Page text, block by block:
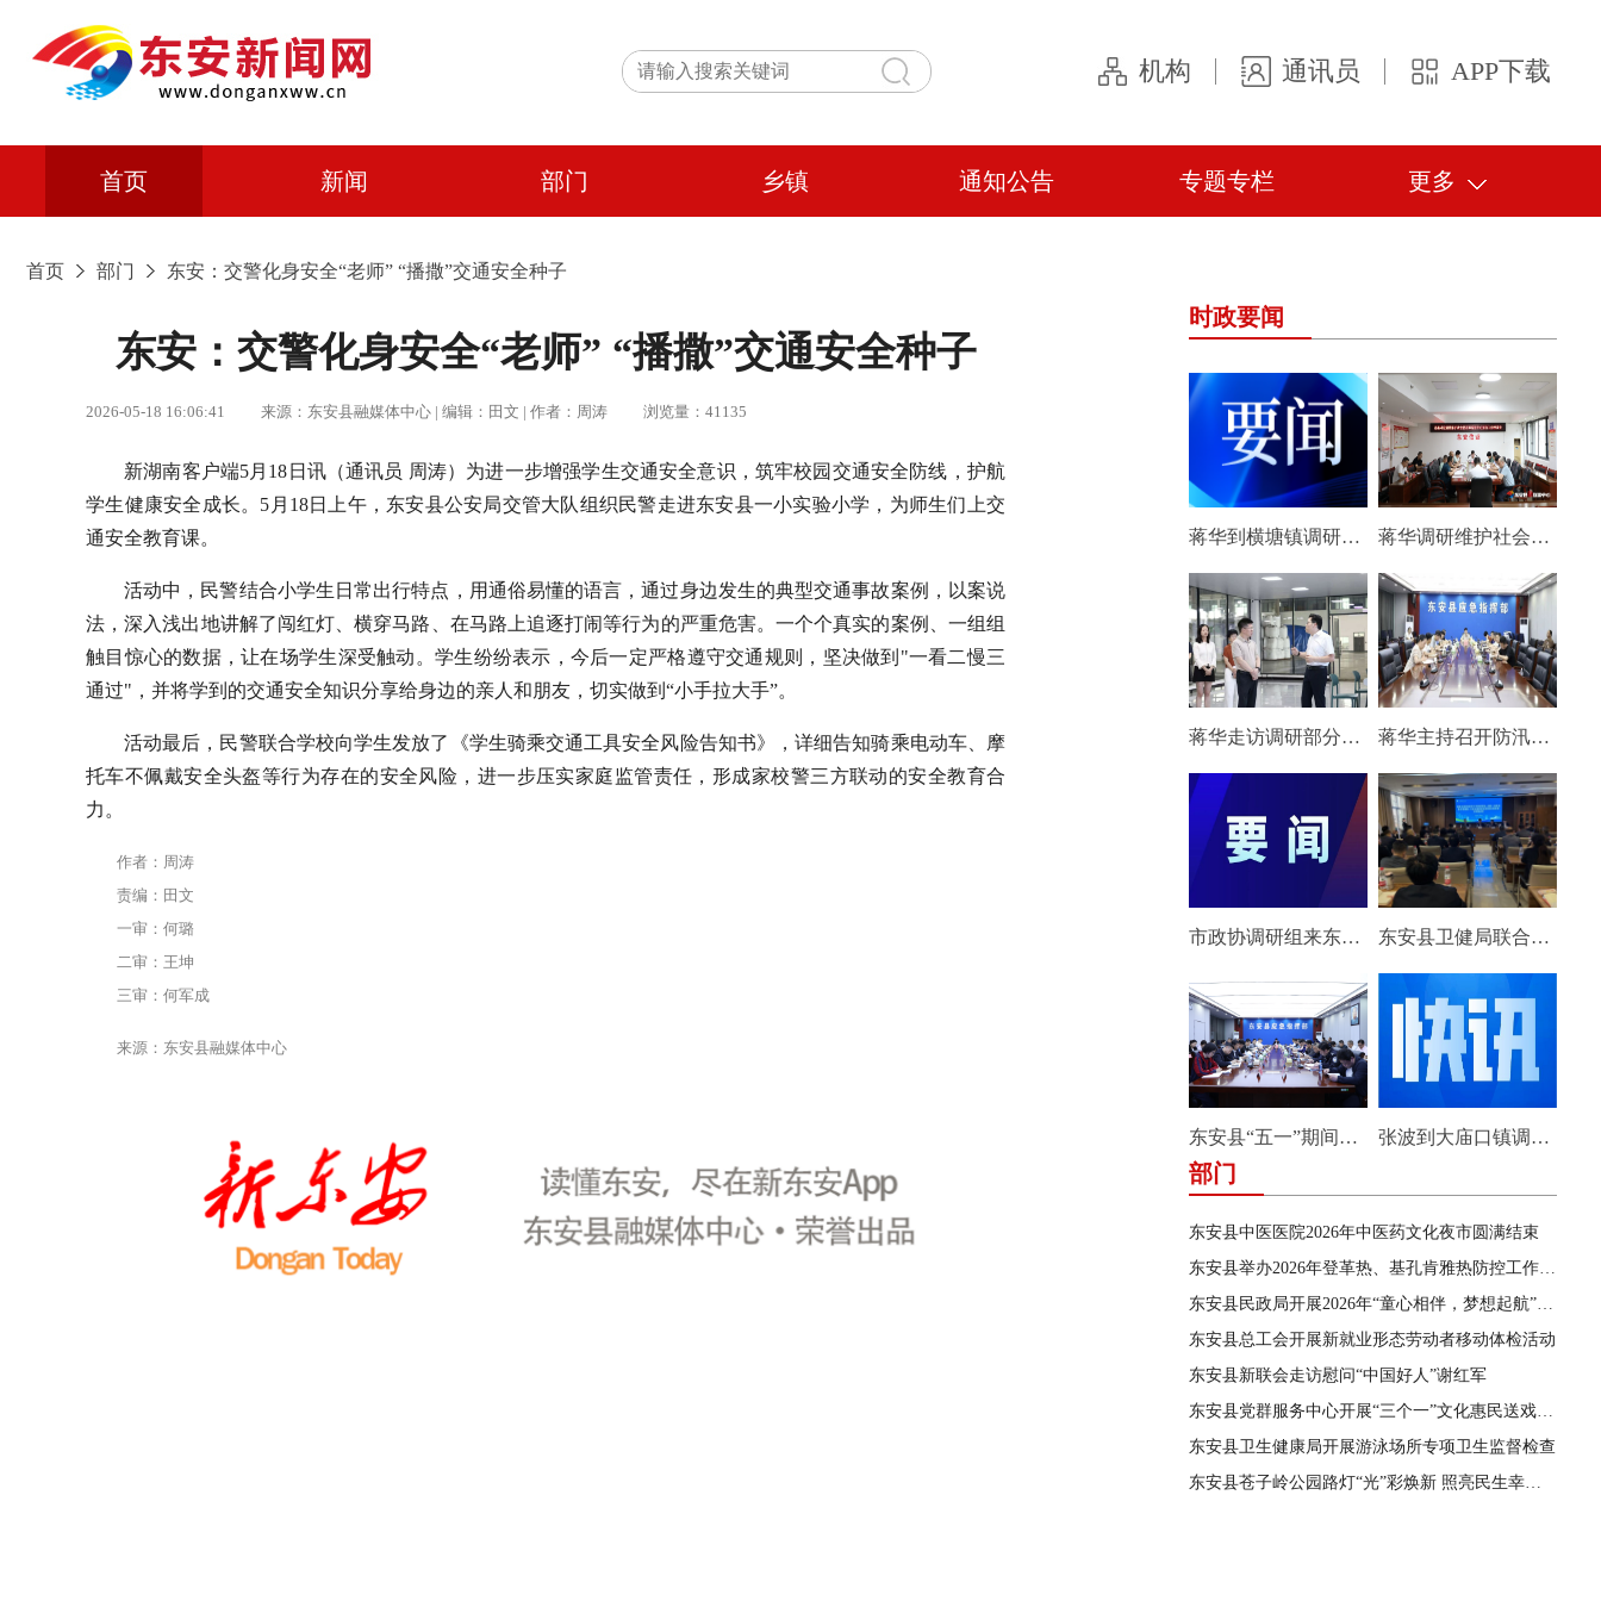
机构 通讯员 APP下载
首页 新闻 部门 乡镇 通知公告 专题专栏 更多
首页 部门 东安：交警化身安全“老师” “播撒”交通安全种子
东安：交警化身安全“老师” “播撒”交通安全种子
2026-05-18 16:06:41 来源：东安县融媒体中心 | 编辑：田文 | 作者：周涛 浏览量：41135
新湖南客户端5月18日讯（通讯员 周涛）为进一步增强学生交通安全意识，筑牢校园交通安全防线，护航
学生健康安全成长。5月18日上午，东安县公安局交管大队组织民警走进东安县一小实验小学，为师生们上交
通安全教育课。
活动中，民警结合小学生日常出行特点，用通俗易懂的语言，通过身边发生的典型交通事故案例，以案说
法，深入浅出地讲解了闯红灯、横穿马路、在马路上追逐打闹等行为的严重危害。一个个真实的案例、一组组
触目惊心的数据，让在场学生深受触动。学生纷纷表示，今后一定严格遵守交通规则，坚决做到"一看二慢三
通过"，并将学到的交通安全知识分享给身边的亲人和朋友，切实做到“小手拉大手”。
活动最后，民警联合学校向学生发放了《学生骑乘交通工具安全风险告知书》，详细告知骑乘电动车、摩
托车不佩戴安全头盔等行为存在的安全风险，进一步压实家庭监管责任，形成家校警三方联动的安全教育合
力。
作者：周涛
责编：田文
一审：何璐
二审：王坤
三审：何军成
来源：东安县融媒体中心
时政要闻
蒋华到横塘镇调研民生实事推进情况 蒋华调研维护社会稳定和综治中心运行工作
蒋华走访调研部分重点企业 蒋华主持召开防汛会商视频会
市政协调研组来东安开展专题调研 东安县卫健局联合湖南省直中医医院举办紧密型医联体中层管理干部能力提升培训班
东安县“五一”期间安全防范工作部署会暨县应安委会第三次全体成员会议召开 张波到大庙口镇调研安全生产和防汛工作
部门
东安县中医医院2026年中医药文化夜市圆满结束
东安县举办2026年登革热、基孔肯雅热防控工作会议暨蚊媒传染病防控业务培训应急演练
东安县民政局开展2026年“童心相伴，梦想起航”留守困境儿童暑期成长营主题服务活动
东安县总工会开展新就业形态劳动者移动体检活动
东安县新联会走访慰问“中国好人”谢红军
东安县党群服务中心开展“三个一”文化惠民送戏下乡演出活动
东安县卫生健康局开展游泳场所专项卫生监督检查
东安县苍子岭公园路灯“光”彩焕新 照亮民生幸福路